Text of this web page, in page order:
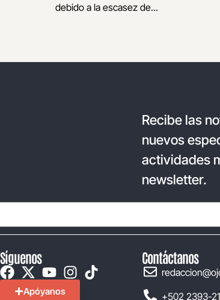
debido a la escasez de...
Recibe las
nuevos
actividades
newsletter.
Síguenos
Apóyanos
Contáctanos
+502 2393-